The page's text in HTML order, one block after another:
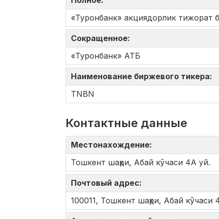
«Туронбанк» акциядорлик тижорат
Сокращенное:
«Туронбанк» АТБ
Наименование биржевого тикера:
TNBN
Контактные данные
Местонахождение:
Тошкент шаҳри, Абай кўчаси 4А уй.
Почтовый адрес:
100011, Тошкент шаҳри, Абай кўчаси